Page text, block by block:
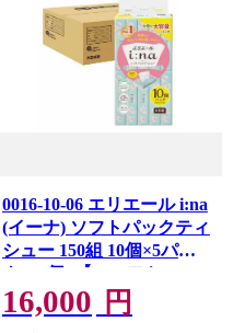
0016-10-06 エリエール i:na
(イーナ) ソフトパックティ
シュー 150組 10個×5パッ
ク (50個) 【ハーフケー
ス】 ソフトパック ティ
ッシュペーパー
16,000 円